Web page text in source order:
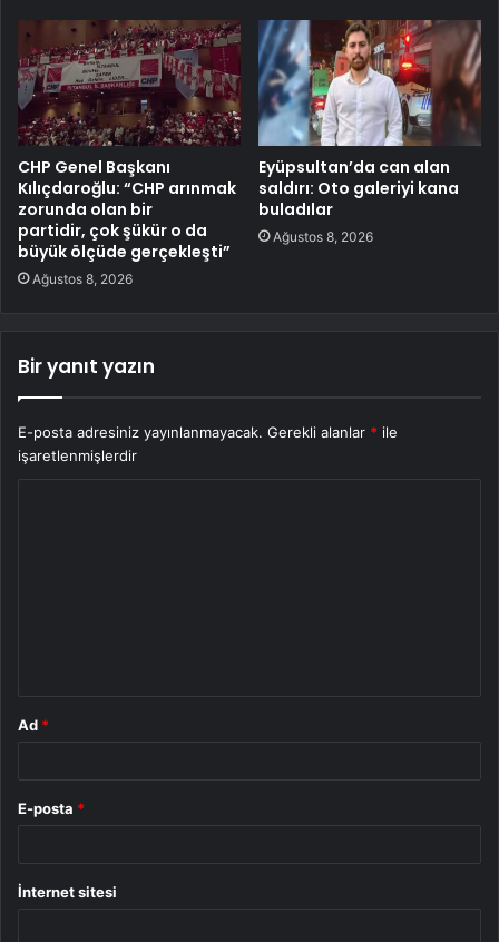
CHP Genel Başkanı
Kılıçdaroğlu: “CHP arınmak
zorunda olan bir
partidir, çok şükür o da
büyük ölçüde gerçekleşti”
Ağustos 8, 2026
Eyüpsultan’da can alan
saldırı: Oto galeriyi kana
buladılar
Ağustos 8, 2026
Bir yanıt yazın
E-posta adresiniz yayınlanmayacak. Gerekli alanlar * ile
işaretlenmişlerdir
Ad *
E-posta *
İnternet sitesi